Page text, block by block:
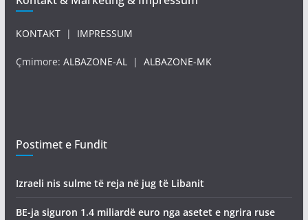
KONTAKT| IMPRESSUM
Çmimore: ALBAZONE-AL| ALBAZONE-MK
Postimet e Fundit
Izraeli nis sulme të reja në jug të Libanit
BE-ja siguron 1.4 miliardë euro nga asetet e ngrira ruse